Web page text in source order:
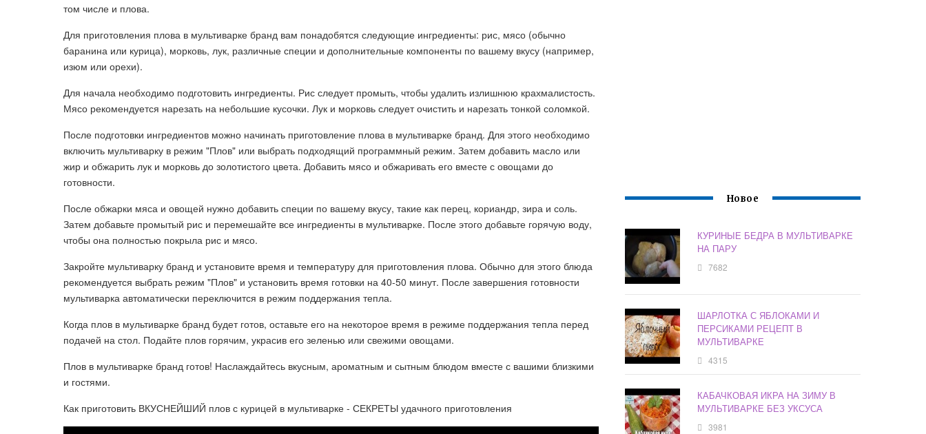
том числе и плова.
Для приготовления плова в мультиварке бранд вам понадобятся следующие ингредиенты: рис, мясо (обычно
баранина или курица), морковь, лук, различные специи и дополнительные компоненты по вашему вкусу (например,
изюм или орехи).
Для начала необходимо подготовить ингредиенты. Рис следует промыть, чтобы удалить излишнюю крахмалистость.
Мясо рекомендуется нарезать на небольшие кусочки. Лук и морковь следует очистить и нарезать тонкой соломкой.
После подготовки ингредиентов можно начинать приготовление плова в мультиварке бранд. Для этого необходимо
включить мультиварку в режим "Плов" или выбрать подходящий программный режим. Затем добавить масло или
жир и обжарить лук и морковь до золотистого цвета. Добавить мясо и обжаривать его вместе с овощами до
готовности.
После обжарки мяса и овощей нужно добавить специи по вашему вкусу, такие как перец, кориандр, зира и соль.
Затем добавьте промытый рис и перемешайте все ингредиенты в мультиварке. После этого добавьте горячую воду,
чтобы она полностью покрыла рис и мясо.
Закройте мультиварку бранд и установите время и температуру для приготовления плова. Обычно для этого блюда
рекомендуется выбрать режим "Плов" и установить время готовки на 40-50 минут. После завершения готовности
мультиварка автоматически переключится в режим поддержания тепла.
Когда плов в мультиварке бранд будет готов, оставьте его на некоторое время в режиме поддержания тепла перед
подачей на стол. Подайте плов горячим, украсив его зеленью или свежими овощами.
Плов в мультиварке бранд готов! Наслаждайтесь вкусным, ароматным и сытным блюдом вместе с вашими близкими
и гостями.
Как приготовить ВКУСНЕЙШИЙ плов с курицей в мультиварке - СЕКРЕТЫ удачного приготовления
Новое
КУРИНЫЕ БЕДРА В МУЛЬТИВАРКЕ
НА ПАРУ
7682
ШАРЛОТКА С ЯБЛОКАМИ И
ПЕРСИКАМИ РЕЦЕПТ В
МУЛЬТИВАРКЕ
4315
КАБАЧКОВАЯ ИКРА НА ЗИМУ В
МУЛЬТИВАРКЕ БЕЗ УКСУСА
3981